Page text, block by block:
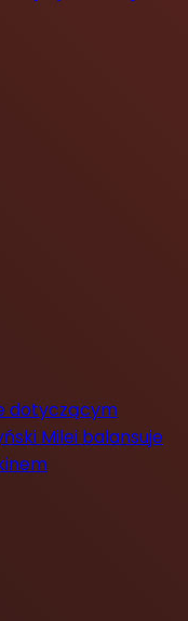
dotyczącym
Milei balansuje